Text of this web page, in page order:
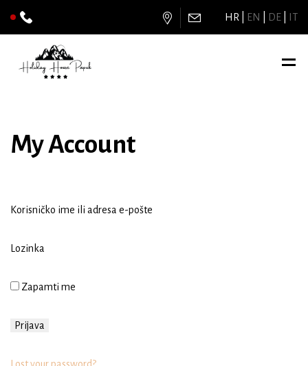
HR EN DE IT
My Account
Korisničko ime ili adresa e-pošte
Lozinka
Zapamti me